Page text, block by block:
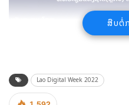
ສືບຕໍ່
Lao Digital Week 2022